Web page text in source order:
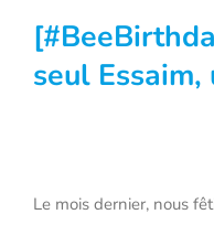
seul Essaim,
Le mois dernier, nous